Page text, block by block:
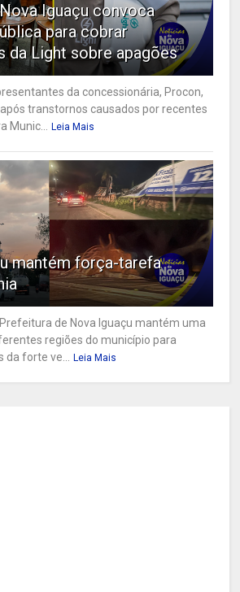
Iguaçu convoca
para cobrar
da Light sobre apagões
da concessionária, Procon,
transtornos causados por recentes
Munic... Leia Mais
mantém força-tarefa
Prefeitura de Nova Iguaçu mantém uma
regiões do município para
da forte ve... Leia Mais